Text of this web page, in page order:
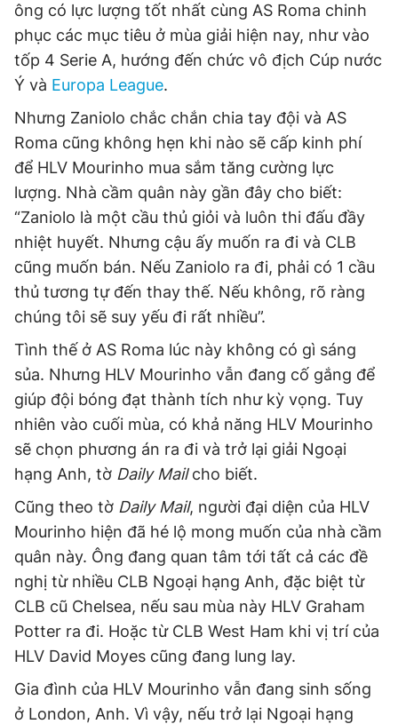
ông có lực lượng tốt nhất cùng AS Roma chinh
phục các mục tiêu ở mùa giải hiện nay, như vào
tốp 4 Serie A, hướng đến chức vô địch Cúp nước
Ý và Europa League.
Nhưng Zaniolo chắc chắn chia tay đội và AS
Roma cũng không hẹn khi nào sẽ cấp kinh phí
để HLV Mourinho mua sắm tăng cường lực
lượng. Nhà cầm quân này gần đây cho biết:
“Zaniolo là một cầu thủ giỏi và luôn thi đấu đầy
nhiệt huyết. Nhưng cậu ấy muốn ra đi và CLB
cũng muốn bán. Nếu Zaniolo ra đi, phải có 1 cầu
thủ tương tự đến thay thế. Nếu không, rõ ràng
chúng tôi sẽ suy yếu đi rất nhiều”.
Tình thế ở AS Roma lúc này không có gì sáng
sủa. Nhưng HLV Mourinho vẫn đang cố gắng để
giúp đội bóng đạt thành tích như kỳ vọng. Tuy
nhiên vào cuối mùa, có khả năng HLV Mourinho
sẽ chọn phương án ra đi và trở lại giải Ngoại
hạng Anh, tờ Daily Mailcho biết.
Cũng theo tờ Daily Mail, người đại diện của HLV
Mourinho hiện đã hé lộ mong muốn của nhà cầm
quân này. Ông đang quan tâm tới tất cả các đề
nghị từ nhiều CLB Ngoại hạng Anh, đặc biệt từ
CLB cũ Chelsea, nếu sau mùa này HLV Graham
Potter ra đi. Hoặc từ CLB West Ham khi vị trí của
HLV David Moyes cũng đang lung lay.
Gia đình của HLV Mourinho vẫn đang sinh sống
ở London, Anh. Vì vậy, nếu trở lại Ngoại hạng